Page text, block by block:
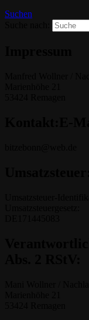
Suchen